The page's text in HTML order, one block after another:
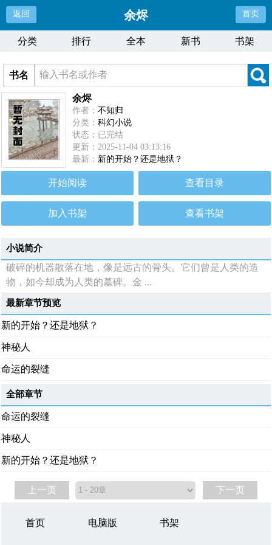
返回 余烬 首页
分类 排行 全本 新书 书架
书名
余烬
作者：不知归
分类：科幻小说
状态：已完结
更新：2025-11-04 03:13:16
最新： 新的开始？还是地狱？
开始阅读 查看目录
加入书架 查看书架
小说简介
破碎的机器散落在地，像是远古的骨头。它们曾是人类的造
物，如今却成为人类的墓碑。金 ...
最新章节预览
新的开始？还是地狱？
神秘人
命运的裂缝
全部章节
命运的裂缝
神秘人
新的开始？还是地狱？
上一页 下一页
首页 电脑版 书架